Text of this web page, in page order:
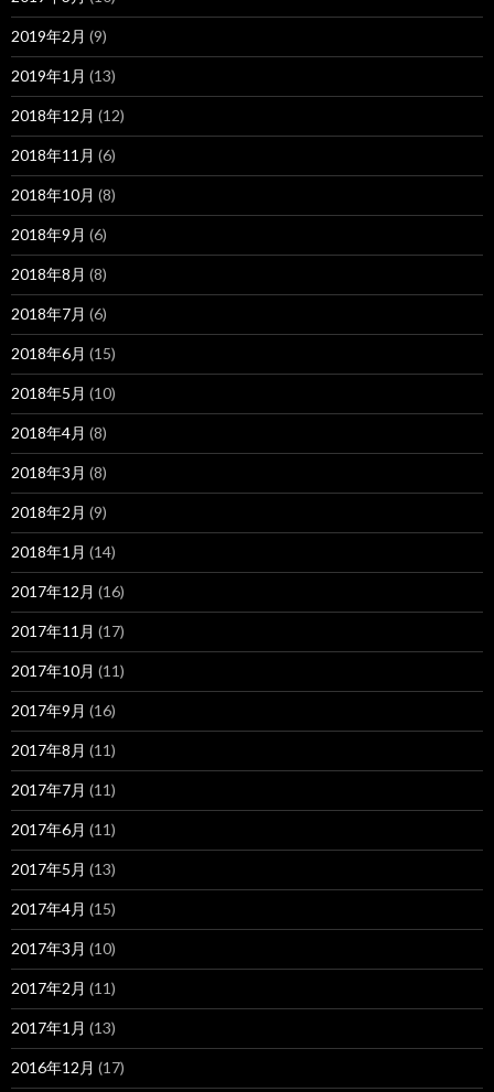
2019年2月 (9)
2019年1月 (13)
2018年12月 (12)
2018年11月 (6)
2018年10月 (8)
2018年9月 (6)
2018年8月 (8)
2018年7月 (6)
2018年6月 (15)
2018年5月 (10)
2018年4月 (8)
2018年3月 (8)
2018年2月 (9)
2018年1月 (14)
2017年12月 (16)
2017年11月 (17)
2017年10月 (11)
2017年9月 (16)
2017年8月 (11)
2017年7月 (11)
2017年6月 (11)
2017年5月 (13)
2017年4月 (15)
2017年3月 (10)
2017年2月 (11)
2017年1月 (13)
2016年12月 (17)